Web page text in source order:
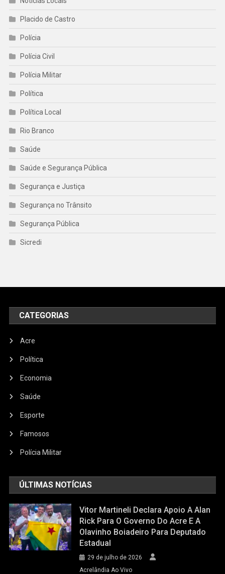
Placido de Castro
Polícia
Polícia Civil
Polícia Militar
Política
Política Local
Rio Branco
Saúde
Saúde e Segurança Pública
Segurança e Justiça
Segurança no Trânsito
Segurança Pública
Sicredi
CATEGORIAS
Acre
Política
Economia
Saúde
Esporte
Famosos
Polícia Militar
ÚLTIMAS NOTÍCIAS
Vitor Martineli Declara Apoio A Alan
Rick Para O Governo Do Acre E A
Olavinho Boiadeiro Para Deputado
Estadual
29 de julho de 2026
Acrelândia Ao Vivo